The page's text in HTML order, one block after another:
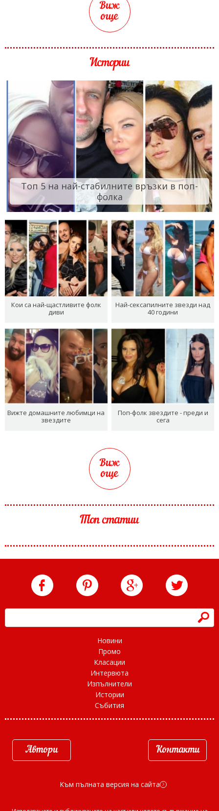
Виж
още
Истории
Топ 5 на най-стабилните връзки в поп-
фолка
Кои са най-щастливите фолк
диви
Най-сексапилните звезди над
40 години
Вижте домашните любимци на
звездите
Поп-фолк звездите - преди и
сега
Виж
още
Топ статии
h
Новини
Промо
Класации
Интервюта
Изпълнители
Истории
Събития
Автори Контакти
Към пълната версия на сайта d